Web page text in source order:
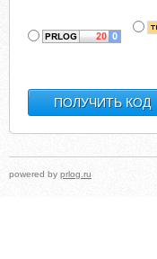
powered by prlog.ru